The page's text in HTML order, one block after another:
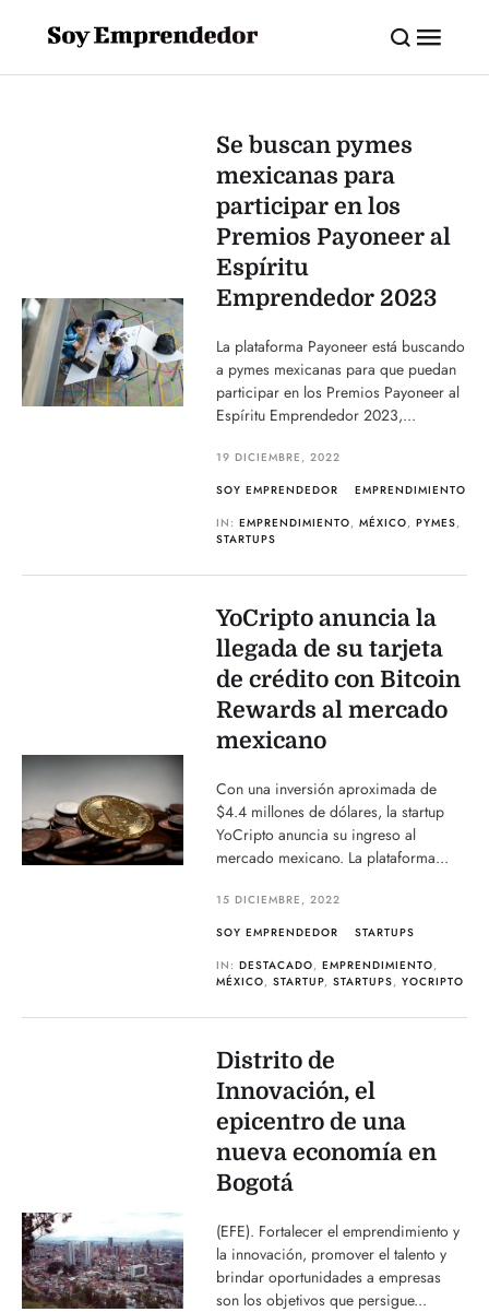
Se buscan pymes
mexicanas para
participar en los
Premios Payoneer al
Espíritu
Emprendedor 2023
La plataforma Payoneer está buscando
a pymes mexicanas para que puedan
participar en los Premios Payoneer al
Espíritu Emprendedor 2023,...
19 DICIEMBRE, 2022
SOY EMPRENDEDOR
EMPRENDIMIENTO
IN:EMPRENDIMIENTO,MÉXICO,PYMES,
STARTUPS
YoCripto anuncia la
llegada de su tarjeta
de crédito con Bitcoin
Rewards al mercado
mexicano
Con una inversión aproximada de
$4.4 millones de dólares, la startup
YoCripto anuncia su ingreso al
mercado mexicano. La plataforma...
15 DICIEMBRE, 2022
SOY EMPRENDEDOR
STARTUPS
IN:DESTACADO,EMPRENDIMIENTO,
MÉXICO,STARTUP,STARTUPS,YOCRIPTO
Distrito de
Innovación, el
epicentro de una
nueva economía en
Bogotá
(EFE). Fortalecer el emprendimiento y
la innovación, promover el talento y
brindar oportunidades a empresas
son los objetivos que persigue...